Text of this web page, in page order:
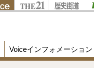
Voiceインフォメーション